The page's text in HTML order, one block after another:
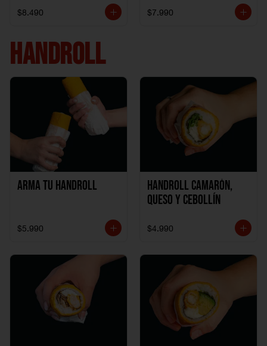
$8.490 $7.990
HANDROLL
Arma tu handroll
$5.990
Handroll Camarón,
Queso y Cebollín
$4.990